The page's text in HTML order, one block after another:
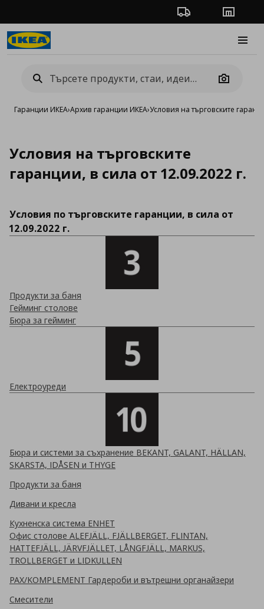
Проследяване на
Camera
Гаранции ИКЕА›Архив гаранции ИКЕА›Условия на търговските
Условия на търговските
гаранции, в сила от 12.09.2022 г.
Условия по търговските гаранции, в сила от
12.09.2022 г.
Продукти за баня
Гейминг столове
Бюра за гейминг
Електроуреди
Бюра и системи за съхранение BEKANT, GALANT, HÄLLAN,
SKARSTA, IDÅSEN и THYGE
Продукти за баня
Дивани и кресла
Кухненска система ENHET
Офис столове ALEFJÄLL, FJÄLLBERGET, FLINTAN,
HATTEFJÄLL, JÄRVFJÄLLET, LÅNGFJÄLL, MARKUS,
TROLLBERGET и LIDKULLEN
PAX/KOMPLEMENT Гардероби и вътрешни органайзери
Смесители